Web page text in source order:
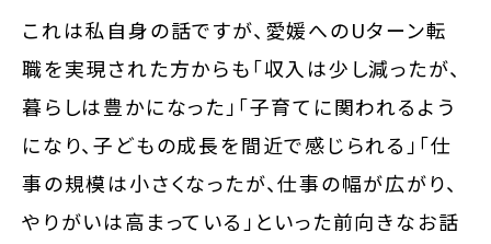
これは私自身の話ですが、愛媛へのUターン転
職を実現された方からも「収入は少し減ったが、
暮らしは豊かになった」「子育てに関われるよう
になり、子どもの成長を間近で感じられる」「仕
事の規模は小さくなったが、仕事の幅が広がり、
やりがいは高まっている」といった前向きなお話